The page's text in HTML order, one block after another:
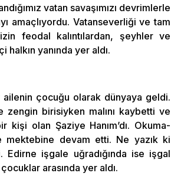
vatan savaşımızı devrimlerle
amaçlıyordu. Vatanseverliği ve tam
feodal kalıntılardan, şeyhler ve
yanında yer aldı.
ailenin çocuğu olarak dünyaya geldi.
birisiyken malını kaybetti ve
kişi olan Şaziye Hanım’dı. Okuma-
mektebine devam etti. Ne yazık ki
Edirne işgale uğradığında ise işgal
arasında yer aldı.